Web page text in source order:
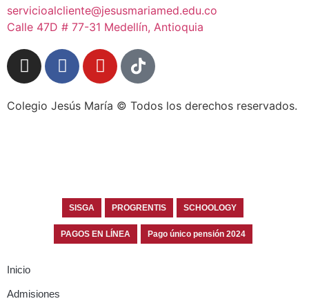
servicioalcliente@jesusmariamed.edu.co
Calle 47D # 77-31 Medellín, Antioquia
Colegio Jesús María © Todos los derechos reservados.
SISGA PROGRENTIS SCHOOLOGY
PAGOS EN LÍNEA Pago único pensión 2024
Inicio
Admisiones